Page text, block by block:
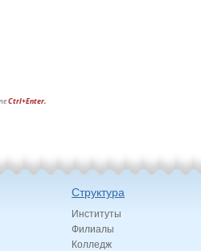
Ctrl+Enter.
Структура
Институты
Филиалы
Колледж